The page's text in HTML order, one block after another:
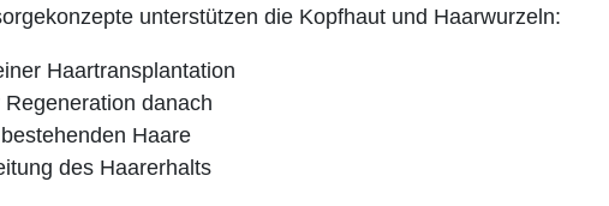
unterstützen die Kopfhaut und Haarwurzeln:
Haartransplantation
danach
Haare
des Haarerhalts